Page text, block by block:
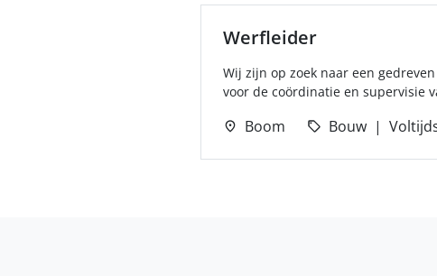
Werfleider
Wij zijn op zoek naar een
voor de coördinatie en supervisie
Boom Bouw